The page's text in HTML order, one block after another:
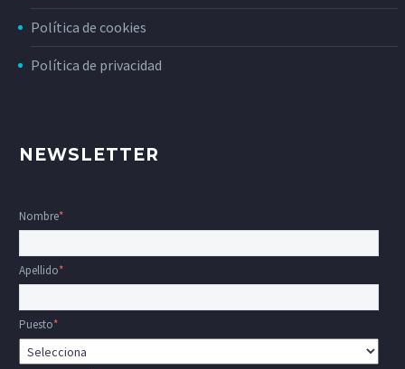
Política de cookies
Política de privacidad
NEWSLETTER
Nombre*
Apellido*
Puesto*